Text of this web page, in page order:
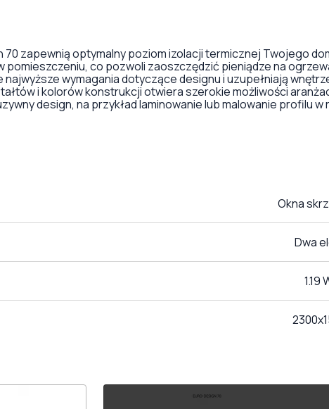
zapewnią optymalny poziom izolacji termicznej Twojego
pomieszczeniu, co pozwoli zaoszczędzić pieniądze na
wymagania dotyczące designu i uzupełniają
i kolorów konstrukcji otwiera szerokie możliwości
design, na przykład laminowanie lub malowanie profilu w
Okna
Dwa
1.19